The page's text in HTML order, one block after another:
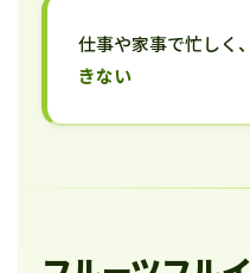
仕事や家事で忙しく、
きない